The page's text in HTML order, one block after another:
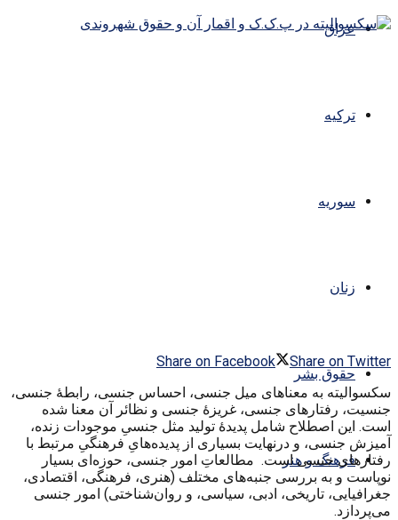
عراق
ترکیه
سوریه
زنان
حقوق بشر
فرهنگ و هنر
Share on Facebook
Share on Twitter
سکسوالیته به معناهای میل جنسی، احساس جنسی، رابطهٔ جنسی،
جنسیت، رفتارهای جنسی، غریزهٔ جنسی و نظائر آن معنا شده
است. این اصطلاح شامل پدیدهٔ تولید مثل جنسیِ موجودات زنده،
آمیزش جنسی، و درنهایت بسیاری از پدیده‌هایِ فرهنگیِ مرتبط با
رفتارهای جنسی است. مطالعاتِ امور جنسی، حوزه‌ای بسیار
نوپاست و به بررسی جنبه‌های مختلف (هنری، فرهنگی، اقتصادی،
جغرافیایی، تاریخی، ادبی، سیاسی، و روان‌شناختی) امور جنسی
می‌پردازد.